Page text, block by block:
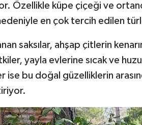
Özellikle küpe çiçeği ve
en çok tercih edilen
saksılar, ahşap çitlerin
yayla evlerine sıcak ve
ise bu doğal güzelliklerin